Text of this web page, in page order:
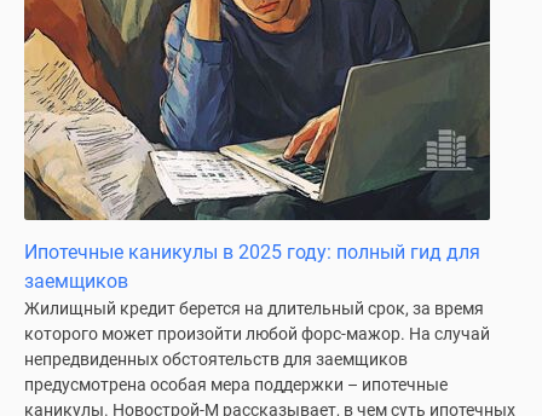
Ипотечные каникулы в 2025 году: полный гид для
заемщиков
Жилищный кредит берется на длительный срок, за время
которого может произойти любой форс-мажор. На случай
непредвиденных обстоятельств для заемщиков
предусмотрена особая мера поддержки – ипотечные
каникулы. Новострой-М рассказывает, в чем суть ипотечных